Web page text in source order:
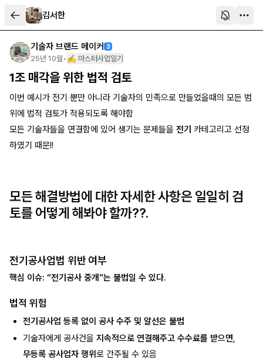
김서한
기술자 브랜드 메이커 3
25년 10월 • ✍️ 마스터사업일기
1조 매각을 위한 법적 검토
이번 예시가 전기 뿐만 아니라 기술자의 민족으로 만들었을때의 모든 범
위에 법적 검토가 적용되도록 해야함
모든 기술자들을 연결함에 있어 생기는 문제들을 전기 카테고리고 선정
하였기 때문!!
모든 해결방법에 대한 자세한 사항은 일일히 검
토를 어떻게 해봐야 할까??.
전기공사업법 위반 여부
핵심 이슈: “전기공사 중개”는 불법일 수 있다.
법적 위험
전기공사업 등록 없이 공사 수주 및 알선은 불법
기술자에게 공사건을 지속적으로 연결해주고 수수료를 받으면,
무등록 공사업자 행위로 간주될 수 있음